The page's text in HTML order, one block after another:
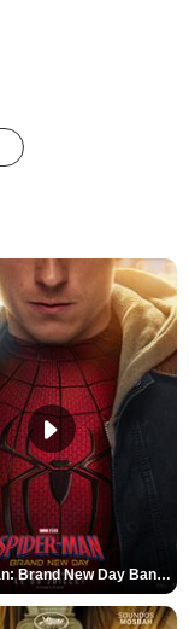
Spider-Man: Brand New Day Bande-annonce VO STFR